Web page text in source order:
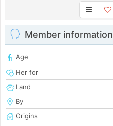
Member information
Age
Her for
Land
By
Origins